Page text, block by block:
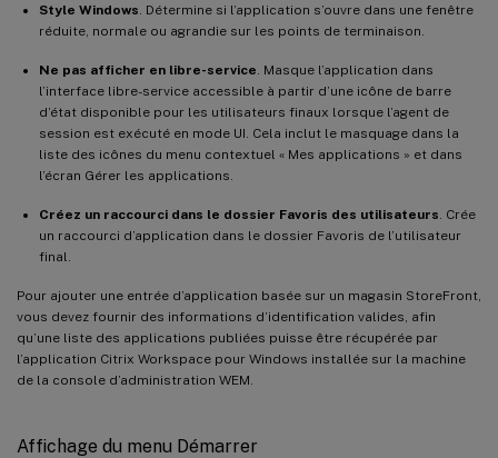
Style Windows . Détermine si l’application s’ouvre dans une fenêtre
réduite, normale ou agrandie sur les points de terminaison.
Ne pas afficher en libre-service . Masque l’application dans
l’interface libre-service accessible à partir d’une icône de barre
d’état disponible pour les utilisateurs finaux lorsque l’agent de
session est exécuté en mode UI. Cela inclut le masquage dans la
liste des icônes du menu contextuel « Mes applications » et dans
l’écran Gérer les applications.
Créez un raccourci dans le dossier Favoris des utilisateurs . Crée
un raccourci d’application dans le dossier Favoris de l’utilisateur
final.
Pour ajouter une entrée d’application basée sur un magasin StoreFront,
vous devez fournir des informations d’identification valides, afin
qu’une liste des applications publiées puisse être récupérée par
l’application Citrix Workspace pour Windows installée sur la machine
de la console d’administration WEM.
Affichage du menu Démarrer